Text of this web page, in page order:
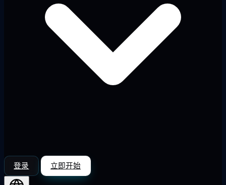
登录 立即开始